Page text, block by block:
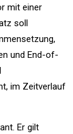
mit einer
soll
und End-of-
im Zeitverlauf
Er gilt